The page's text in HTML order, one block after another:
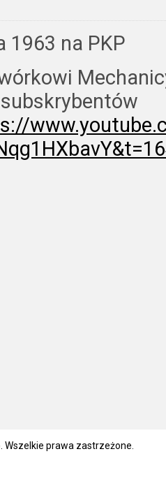
1963 na PKP
. Wszelkie prawa zastrzeżone.